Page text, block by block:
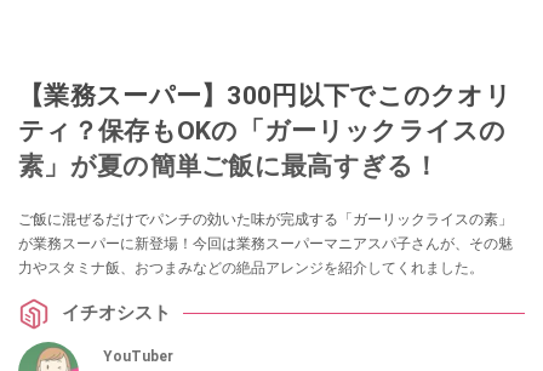
【業務スーパー】300円以下でこのクオリ
ティ？保存もOKの「ガーリックライスの
素」が夏の簡単ご飯に最高すぎる！
ご飯に混ぜるだけでパンチの効いた味が完成する「ガーリックライスの素」
が業務スーパーに新登場！今回は業務スーパーマニアスパ子さんが、その魅
力やスタミナ飯、おつまみなどの絶品アレンジを紹介してくれました。
イチオシスト
YouTuber